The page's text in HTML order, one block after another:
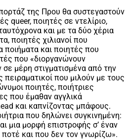
της Πρου θα συστεγαστούν
queer, ποιητές σε ντελίριο,
και με τα δύο χέρια
ποιητές χιλιανοί που
και ποιητές που
που «διοργανώνουν
μέρη στιγματισμένα από την
πειραματικοί που μιλούν με τους
ποιητές, ποιήτριες
που έμαθαν αγγλικά
και καπνίζοντας μπάφους.
που δηλώνει συγκινημένη:
μια μορφή επιστροφής σ’ έναν
και που δεν τον γνωρίζω».